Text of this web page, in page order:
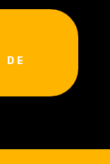
DE